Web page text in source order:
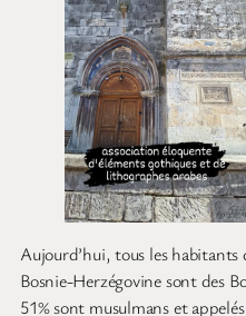
Aujourd’hui, tous les habitants
Bosnie-Herzégovine sont des
51% sont musulmans et